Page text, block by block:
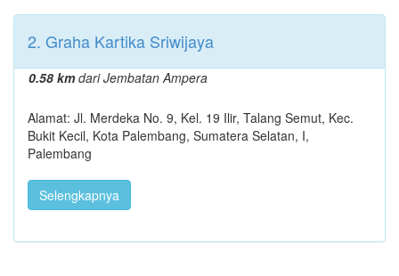
2. Graha Kartika Sriwijaya
0.58 kmdari Jembatan Ampera
Alamat: Jl. Merdeka No. 9, Kel. 19 Ilir, Talang Semut, Kec.
Bukit Kecil, Kota Palembang, Sumatera Selatan, I,
Palembang
Selengkapnya